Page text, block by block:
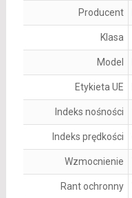
Producent
Klasa
Model
Etykieta UE
Indeks nośności
Indeks prędkości
Wzmocnienie
Rant ochronny